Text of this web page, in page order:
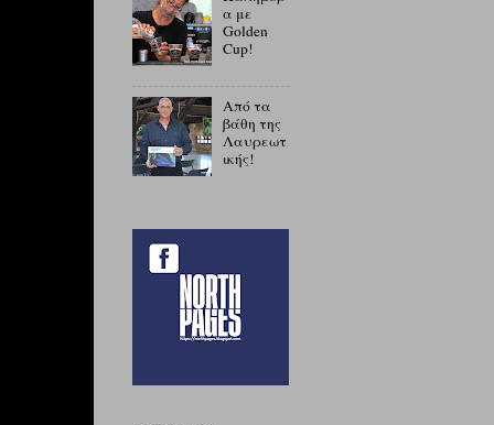
α με
Golden
Cup!
Από τα
βάθη της
Λαυρεωτ
ικής!